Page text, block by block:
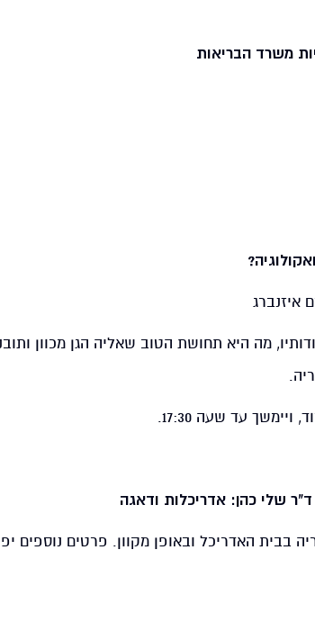
משרד הבריאות
איזנברג
מה היא תחושת הטוב שאליה הגן מכוון
בבית האדריכל ובאופן מקוון. פרטים נוספים